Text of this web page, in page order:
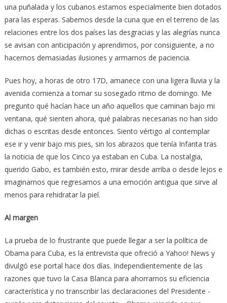
una puñalada y los cubanos estamos especialmente bien dotados
para las esperas. Sabemos desde la cuna que en el terreno de las
relaciones entre los dos países las desgracias y las alegrías nunca
se avisan con anticipación y aprendimos, por consiguiente, a no
hacernos demasiadas ilusiones y armarnos de paciencia.
Pues hoy, a horas de otro 17D, amanece con una ligera lluvia y la
avenida comienza a tomar su sosegado ritmo de domingo. Me
pregunto qué hacían hace un año aquellos que caminan bajo mi
ventana, qué sienten ahora, qué palabras necesarias no han sido
dichas o escritas desde entonces. Siento vértigo al contemplar
ese ir y venir bajo mis pies, sin los abrazos que tenía Infanta tras
la noticia de que los Cinco ya estaban en Cuba. La nostalgia,
querido Gabo, es también esto, mirar desde arriba o desde lejos e
imaginarnos que regresamos a una emoción antigua que sirve al
menos para rehidratar la piel.
Al margen
La prueba de lo frustrante que puede llegar a ser la política de
Obama para Cuba, es la entrevista que ofreció a Yahoo! News y
divulgó ese portal hace dos días. Independientemente de las
razones que tuvo la Casa Blanca para ahorrarnos su eficiencia
característica y no transcribir las declaraciones del Presidente -